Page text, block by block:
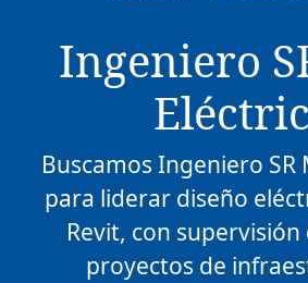
Ingeniero
Buscamos Ingeniero SR
para liderar diseño
Revit, con
proyectos de